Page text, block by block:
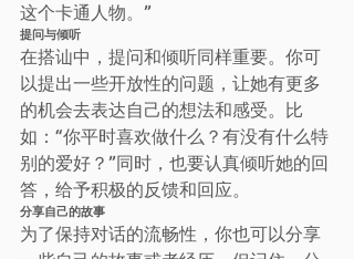
这个卡通人物。”
提问与倾听
在搭讪中，提问和倾听同样重要。你可
以提出一些开放性的问题，让她有更多
的机会去表达自己的想法和感受。比
如：“你平时喜欢做什么？有没有什么特
别的爱好？”同时，也要认真倾听她的回
答，给予积极的反馈和回应。
分享自己的故事
为了保持对话的流畅性，你也可以分享